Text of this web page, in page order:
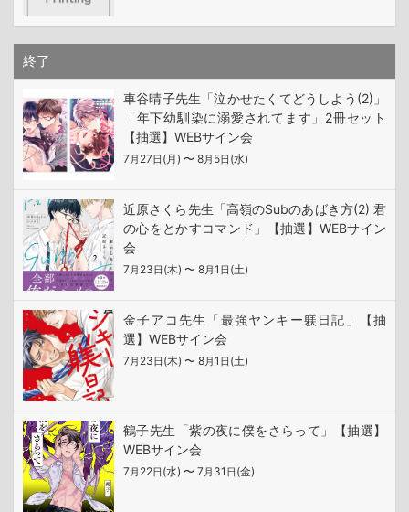
終了
車谷晴子先生「泣かせたくてどうしよう(2)」
「年下幼馴染に溺愛されてます」2冊セット
【抽選】WEBサイン会
7 月 27日 (月) 〜 8月 5日 (水)
近原さくら先生「高嶺のSubのあばき方(2) 君
の心をとかすコマンド」【抽選】WEBサイン
会
7 月 23日 (木) 〜 8月1 日 (土)
金子アコ先生「最強ヤンキー躾日記」【抽
選】WEBサイン会
7 月 23日 (木) 〜 8月1 日 (土)
鶴子先生「紫の夜に僕をさらって」【抽選】
WEBサイン会
7 月 22日 (水) 〜 7 月 31 日 (金)